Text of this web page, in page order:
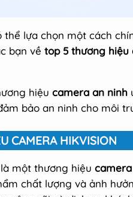
thể lựa chọn một cách
bạn về top 5 thương hiệu
hiệu camera an ninh
bảo an ninh cho môi
CAMERA HIKVISION
một thương hiệu
chất lượng và ảnh